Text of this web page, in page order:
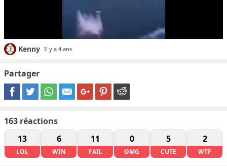
Kenny Il y a 4 ans
Partager
163 réactions
13
LOL
6
WIN
11
FAIL
0
OMG
5
CUTE
2
WTF